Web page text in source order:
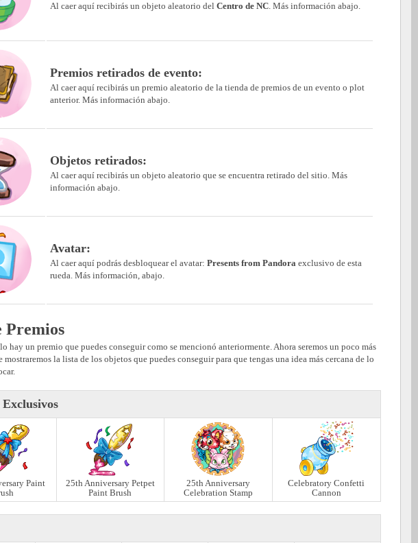
Al caer aquí recibirás un objeto aleatorio delCentro de NC. Más información abajo.
Premios retirados de evento:
Al caer aquí recibirás un premio aleatorio de la tienda de premios de un evento o plot
anterior. Más información abajo.
Objetos retirados:
Al caer aquí recibirás un objeto aleatorio que se encuentra retirado del sitio. Más
información abajo.
Avatar:
Al caer aquí podrás desbloquear el avatar:Presents from Pandoraexclusivo de esta
rueda. Más información, abajo.
Premios
hay un premio que puedes conseguir como se mencionó anteriormente. Ahora seremos un poco más
mostraremos la lista de los objetos que puedes conseguir para que tengas una idea más cercana de lo
Paint
25th Anniversary Petpet
Paint Brush
25th Anniversary
Celebration Stamp
Celebratory Confetti
Cannon